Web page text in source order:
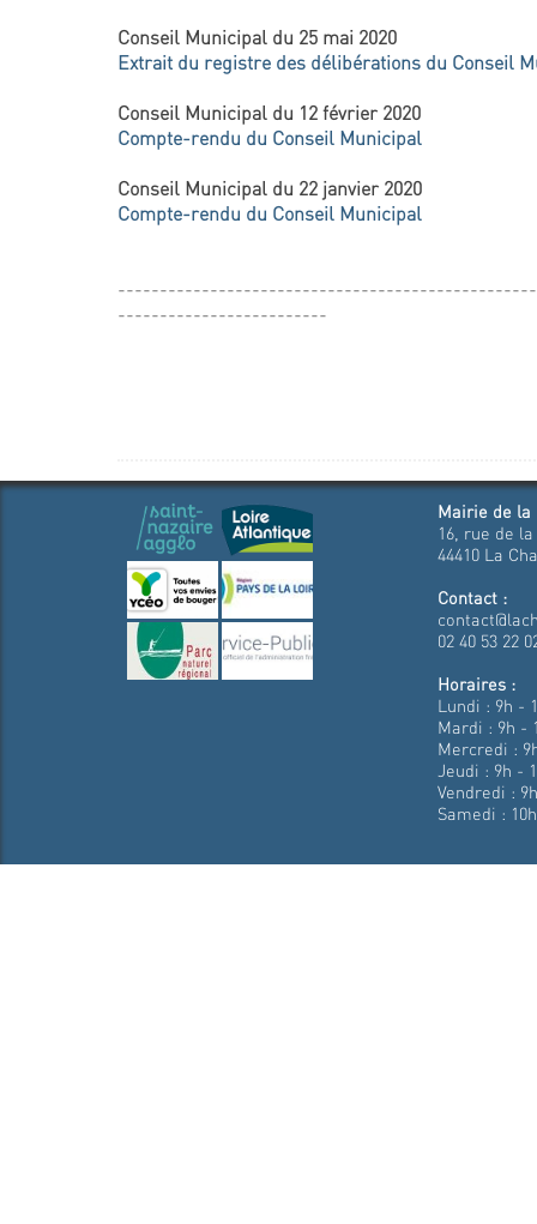
Conseil Municipal du 25 mai 2020
Extrait du registre des délibérations du Conseil
Conseil Municipal du 12 février 2020
Compte-rendu du Conseil Municipal
Conseil Municipal du 22 janvier 2020
Compte-rendu du Conseil Municipal
-------------------------
Mairie de la
16, rue de
44410 La
Contact :
02 40 53 22
Horaires :
Lundi : 9h -
Mardi : 9h -
Mercredi :
Jeudi : 9h -
Vendredi :
Samedi :